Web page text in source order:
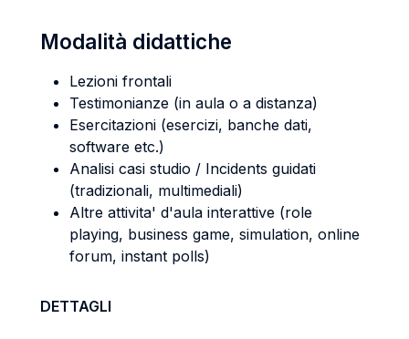
Modalità didattiche
Lezioni frontali
Testimonianze (in aula o a distanza)
Esercitazioni (esercizi, banche dati,
software etc.)
Analisi casi studio / Incidents guidati
(tradizionali, multimediali)
Altre attivita' d'aula interattive (role
playing, business game, simulation, online
forum, instant polls)
DETTAGLI